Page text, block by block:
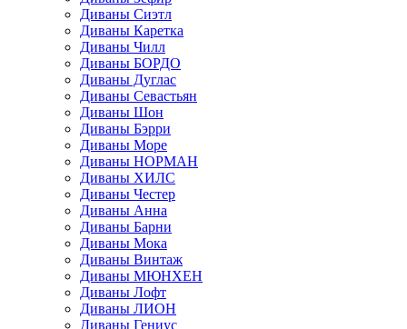
Диваны Сиэтл
Диваны Каретка
Диваны Чилл
Диваны БОРДО
Диваны Дуглас
Диваны Севастьян
Диваны Шон
Диваны Бэрри
Диваны Море
Диваны НОРМАН
Диваны ХИЛС
Диваны Честер
Диваны Анна
Диваны Барни
Диваны Мока
Диваны Винтаж
Диваны МЮНХЕН
Диваны Лофт
Диваны ЛИОН
Диваны Гениус